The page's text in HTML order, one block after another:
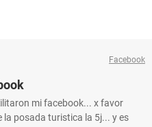
Facebook
mi facebook... x favor
posada turistica la 5j... y es